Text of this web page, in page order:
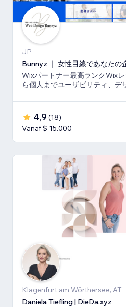
JP
Bunnyz ｜ 女性目線であなたの
Wixパートナー最高ランクWix
ら個人までユーザビリティ、デ
4,9 (18)
Vanaf $ 15.000
Klagenfurt am Wörthersee, AT
Daniela Tiefling | DieDa.xyz